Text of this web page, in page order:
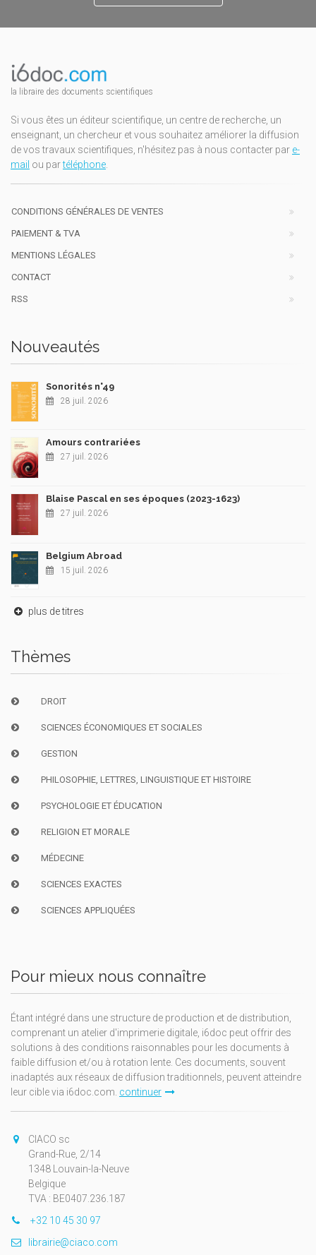
la libraire des documents scientifiques
Si vous êtes un éditeur scientifique, un centre de recherche, un
enseignant, un chercheur et vous souhaitez améliorer la diffusion
de vos travaux scientifiques, n'hésitez pas à nous contacter par e-
mail ou partéléphone
CONDITIONS GÉNÉRALES DE VENTES
PAIEMENT & TVA
MENTIONS LÉGALES
CONTACT
RSS
Nouveautés
Sonorités n°49
28 juil. 2026
Amours contrariées
27 juil. 2026
Blaise Pascal en ses époques (2023-1623)
27 juil. 2026
Belgium Abroad
15 juil. 2026
plus de titres
Thèmes
DROIT
SCIENCES ÉCONOMIQUES ET SOCIALES
GESTION
PHILOSOPHIE, LETTRES, LINGUISTIQUE ET HISTOIRE
PSYCHOLOGIE ET ÉDUCATION
RELIGION ET MORALE
MÉDECINE
SCIENCES EXACTES
SCIENCES APPLIQUÉES
Pour mieux nous connaître
Étant intégré dans une structure de production et de distribution,
comprenant un atelier d'imprimerie digitale, i6doc peut offrir des
solutions à des conditions raisonnables pour les documents à
faible diffusion et/ou à rotation lente. Ces documents, souvent
inadaptés aux réseaux de diffusion traditionnels, peuvent atteindre
leur cible via i6doc.com. continuer
CIACO sc
Grand-Rue, 2/14
1348 Louvain-la-Neuve
Belgique
TVA : BE0407.236.187
+32 10 45 30 97
librairie@ciaco.com